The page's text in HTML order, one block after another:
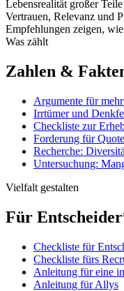
Lebensrealität großer
Vertrauen, Relevanz und
Empfehlungen zeigen,
Was zählt
Zahlen &
Argumente für
Irrtümer und
Checkliste zur
Forderung für
Recherche:
Untersuchung:
Vielfalt gestalten
Für
Checkliste für
Checkliste fürs
Anleitung für eine
Anleitung für Allys